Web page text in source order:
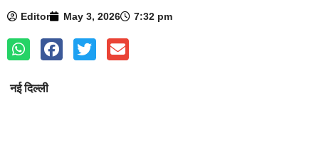
Editor May 3, 2026 7:32 pm
नई दिल्ली